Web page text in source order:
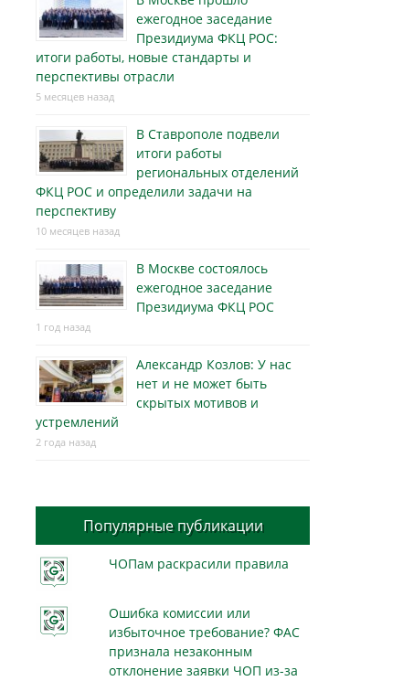
ежегодное заседание
Президиума ФКЦ РОС:
итоги работы, новые стандарты и
перспективы отрасли
5 месяцев назад
В Ставрополе подвели
итоги работы
региональных отделений
ФКЦ РОС и определили задачи на
перспективу
10 месяцев назад
В Москве состоялось
ежегодное заседание
Президиума ФКЦ РОС
1 год назад
Александр Козлов: У нас
нет и не может быть
скрытых мотивов и
устремлений
2 года назад
Популярные публикации
ЧОПам раскрасили правила
Ошибка комиссии или
избыточное требование? ФАС
признала незаконным
отклонение заявки ЧОП из-за